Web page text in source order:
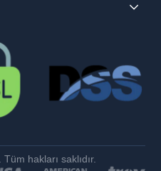
hakları saklıdır.